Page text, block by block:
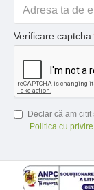
Verificare captcha
Declar că am
Politica cu